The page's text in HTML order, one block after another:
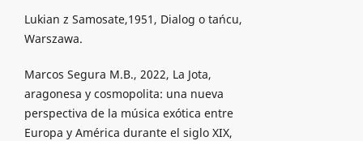
Lukian z Samosate,1951, Dialog o tańcu,
Warszawa.
Marcos Segura M.B., 2022, La Jota,
aragonesa y cosmopolita: una nueva
perspectiva de la música exótica entre
Europa y América durante el siglo XIX,